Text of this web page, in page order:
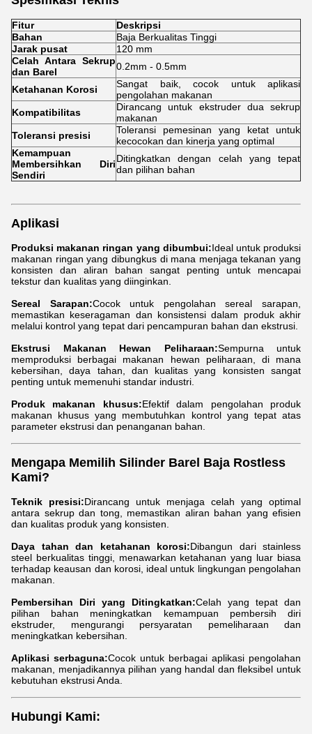
Fitur
Deskripsi
Bahan
Baja Berkualitas Tinggi
Jarak pusat
120 mm
Celah Antara Sekrup
dan Barel
0.2mm - 0.5mm
Ketahanan Korosi
Sangat baik, cocok untuk aplikasi
pengolahan makanan
Kompatibilitas
Dirancang untuk ekstruder dua sekrup
makanan
Toleransi presisi
Toleransi pemesinan yang ketat untuk
kecocokan dan kinerja yang optimal
Kemampuan
Membersihkan Diri
Sendiri
Ditingkatkan dengan celah yang tepat
dan pilihan bahan
Aplikasi
Produksi makanan ringan yang dibumbui:Ideal untuk produksi
makanan ringan yang dibungkus di mana menjaga tekanan yang
konsisten dan aliran bahan sangat penting untuk mencapai
tekstur dan kualitas yang diinginkan.
Sereal Sarapan:Cocok untuk pengolahan sereal sarapan,
memastikan keseragaman dan konsistensi dalam produk akhir
melalui kontrol yang tepat dari pencampuran bahan dan ekstrusi.
Ekstrusi Makanan Hewan Peliharaan:Sempurna untuk
memproduksi berbagai makanan hewan peliharaan, di mana
kebersihan, daya tahan, dan kualitas yang konsisten sangat
penting untuk memenuhi standar industri.
Produk makanan khusus:Efektif dalam pengolahan produk
makanan khusus yang membutuhkan kontrol yang tepat atas
parameter ekstrusi dan penanganan bahan.
Mengapa Memilih Silinder Barel Baja Rostless
Kami?
Teknik presisi:Dirancang untuk menjaga celah yang optimal
antara sekrup dan tong, memastikan aliran bahan yang efisien
dan kualitas produk yang konsisten.
Daya tahan dan ketahanan korosi:Dibangun dari stainless
steel berkualitas tinggi, menawarkan ketahanan yang luar biasa
terhadap keausan dan korosi, ideal untuk lingkungan pengolahan
makanan.
Pembersihan Diri yang Ditingkatkan:Celah yang tepat dan
pilihan bahan meningkatkan kemampuan pembersih diri
ekstruder, mengurangi persyaratan pemeliharaan dan
meningkatkan kebersihan.
Aplikasi serbaguna:Cocok untuk berbagai aplikasi pengolahan
makanan, menjadikannya pilihan yang handal dan fleksibel untuk
kebutuhan ekstrusi Anda.
Hubungi Kami: